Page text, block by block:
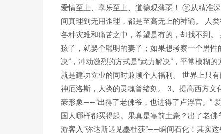
爱情至上、享乐至上、道德观薄弱！ ②从精准
间真理到无用歪理，都是至高无上的神谕。 人
各种灾难和痛苦之中，希望是有的，却找不到
孩子，就娶个聪明的妻子；如果想考察一个男
决”，冲动激烈的方式是“武力解决”，平常模糊
就是建功立业的同时兼顾个人福利。 世界上只
神厄洛斯，人类的灵魂普绪刻。 3、提高西方
豪形象——“出得了老佛爷，也进得了卢浮宫。”
国人哪样都买得起。果真是靠前土豪？出了老
游客入“弥达斯遇见墨杜莎”——瞬间石化！其实